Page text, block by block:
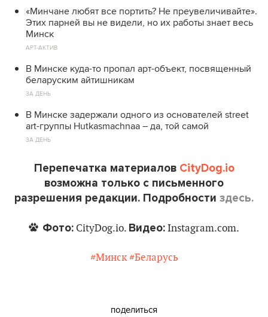
«Минчане любят все портить? Не преувеличивайте».
Этих парней вы не видели, но их работы знает весь
Минск
АРТ-АКТИВ
В Минске куда-то пропал арт-объект, посвященный
беларуским айтишникам
ЗА ДЕНЬ
В Минске задержали одного из основателей street
art-группы Hutkasmachnaa – да, той самой
ЗА ДЕНЬ
Перепечатка материалов CityDog.io
возможна только с письменного
разрешения редакции. Подробности здесь.
Фото: CityDog.io. Видео: Instagram.com.
#Минск #Беларусь
поделиться